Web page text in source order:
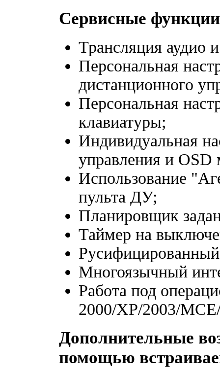
Сервисные функции
Трансляция аудио
Персональная
дистанционного
Персональная
клавиатуры;
Индивидуальная
управления и
Использование
пульта ДУ;
Планировщик
Таймер на
Русифицированный
Многоязычный
Работа под
2000/XP/2003/
Дополнительные
помощью